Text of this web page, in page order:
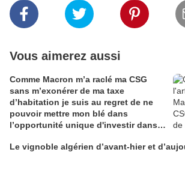
Vous aimerez aussi
Comme Macron m’a raclé ma CSG
sans m’exonérer de ma taxe
d’habitation je suis au regret de ne
pouvoir mettre mon blé dans
l’opportunité unique d'investir dans
Alain Edouard
Le vignoble algérien d’avant-hier et